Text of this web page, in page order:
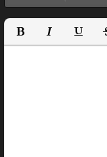
Полужирный
Курсив